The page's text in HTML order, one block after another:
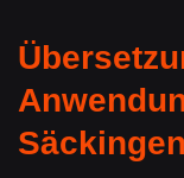
Säckingen